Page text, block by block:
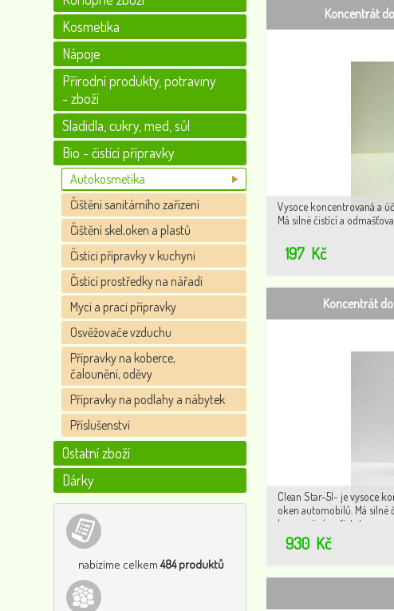
Kosmetika
Nápoje
Přírodní produkty, potraviny
- zboží
Sladidla, cukry, med, sůl
Bio - čistící přípravky
Autokosmetika
Čištění sanitárního zařízení
Čištění skel,oken a plastů
Čistíci přípravky v kuchyni
Čistící prostředky na nářadí
Mycí a prací přípravky
Osvěžovače vzduchu
Přípravky na koberce,
čalounění, oděvy
Přípravky na podlahy a nábytek
Příslušenství
Ostatní zboží
Dárky
nabízíme celkem484 produktů
Koncentrát
Vysoce koncentrovaná a
Má silné čistící a
197 Kč
Koncentrát
Clean Star-5l- je vysoce
oken automobilů. Má silné
hmyz a jiné nečistoty.
930 Kč